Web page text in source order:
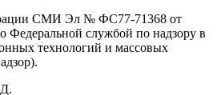
СМИ Эл № ФС77-71368 от
Федеральной службой по надзору в
технологий и массовых